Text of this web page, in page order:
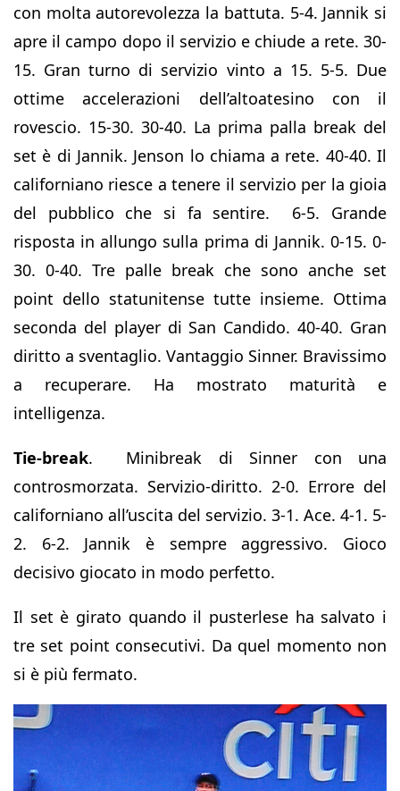
con molta autorevolezza la battuta. 5-4. Jannik si
apre il campo dopo il servizio e chiude a rete. 30-
15. Gran turno di servizio vinto a 15. 5-5. Due
ottime accelerazioni dell’altoatesino con il
rovescio. 15-30. 30-40. La prima palla break del
set è di Jannik. Jenson lo chiama a rete. 40-40. Il
californiano riesce a tenere il servizio per la gioia
del pubblico che si fa sentire. 6-5. Grande
risposta in allungo sulla prima di Jannik. 0-15. 0-
30. 0-40. Tre palle break che sono anche set
point dello statunitense tutte insieme. Ottima
seconda del player di San Candido. 40-40. Gran
diritto a sventaglio. Vantaggio Sinner. Bravissimo
a recuperare. Ha mostrato maturità e
intelligenza.
Tie-break. Minibreak di Sinner con una
controsmorzata. Servizio-diritto. 2-0. Errore del
californiano all’uscita del servizio. 3-1. Ace. 4-1. 5-
2. 6-2. Jannik è sempre aggressivo. Gioco
decisivo giocato in modo perfetto.
Il set è girato quando il pusterlese ha salvato i
tre set point consecutivi. Da quel momento non
si è più fermato.